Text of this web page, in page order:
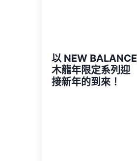
以 NEW BALANCE
木龍年限定系列迎
接新年的到來！